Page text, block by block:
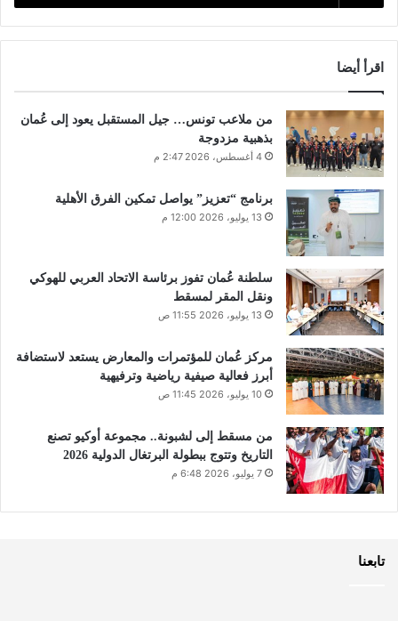
اقرأ أيضا
من ملاعب تونس… جيل المستقبل يعود إلى عُمان
بذهبية مزدوجة
4 أغسطس، 2026 2:47 م
برنامج “تعزيز” يواصل تمكين الفرق الأهلية
13 يوليو، 2026 12:00 م
سلطنة عُمان تفوز برئاسة الاتحاد العربي للهوكي
ونقل المقر لمسقط
13 يوليو، 2026 11:55 ص
مركز عُمان للمؤتمرات والمعارض يستعد لاستضافة
أبرز فعالية صيفية رياضية وترفيهية
10 يوليو، 2026 11:45 ص
من مسقط إلى لشبونة.. مجموعة أوكيو تصنع
التاريخ وتتوج ببطولة البرتغال الدولية 2026
7 يوليو، 2026 6:48 م
تابعنا